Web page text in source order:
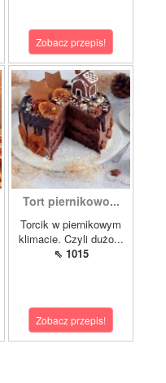
Zobacz przepis!
Tort piernikowo...
Torcik w piernikowym
klimacie. Czyli dużo...
⇖ 1015
Zobacz przepis!